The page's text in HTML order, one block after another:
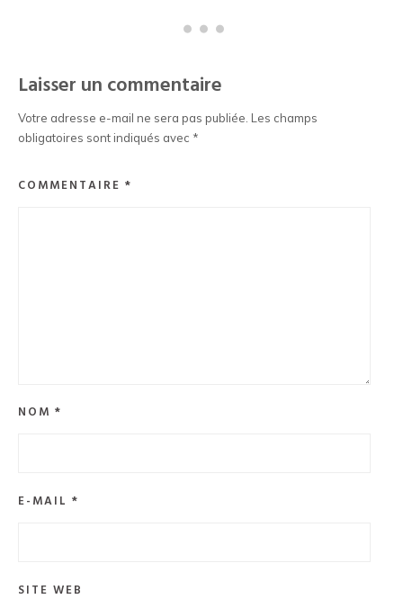
Laisser un commentaire
Votre adresse e-mail ne sera pas publiée. Les champs
obligatoires sont indiqués avec
COMMENTAIRE
NOM
E-MAIL
SITE WEB